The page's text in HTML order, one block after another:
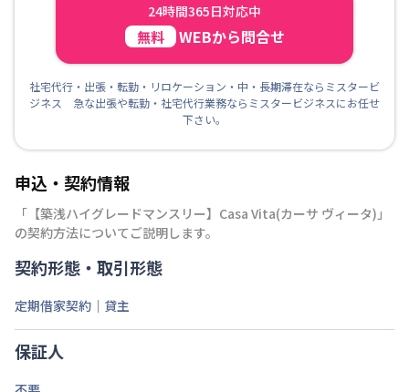
24時間365日対応中
無料 WEBから問合せ
社宅代行・出張・転勤・リロケーション・中・長期滞在ならミスタービ
ジネス 急な出張や転勤・社宅代行業務ならミスタービジネスにお任せ
下さい。
申込・契約情報
「 【築浅ハイグレードマンスリー】Casa Vita(カーサ ヴィータ) 」
の契約方法についてご説明します。
契約形態・取引形態
定期借家契約｜貸主
保証人